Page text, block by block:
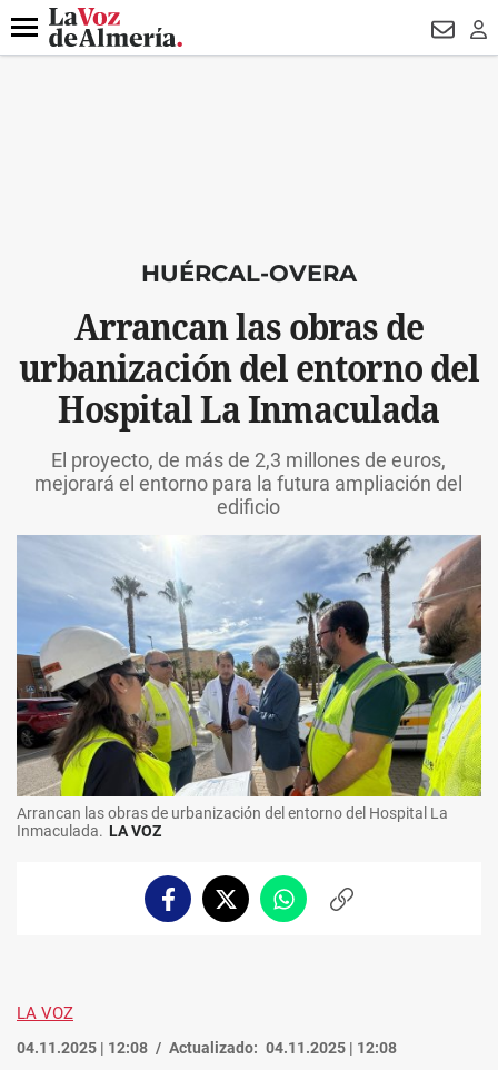
DESTACADO
Menú
HUÉRCAL-OVERA
Arrancan las obras de
urbanización del entorno del
Hospital La Inmaculada
El proyecto, de más de 2,3 millones de euros,
mejorará el entorno para la futura ampliación del
edificio
Arrancan las obras de urbanización del entorno del Hospital La
Inmaculada. LA VOZ
FacebookTwitterWhatsappCopiar
LA VOZ
04.11.2025 | 12:08 Actualizado: 04.11.2025 | 12:08